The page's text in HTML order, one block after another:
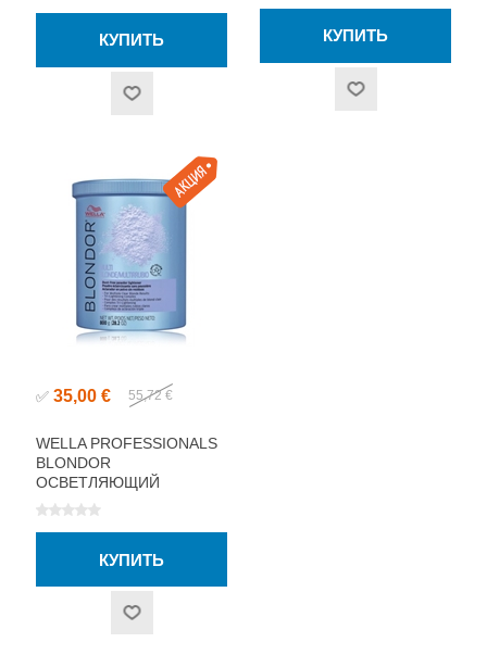
✅ 35,00 € 55,72 €
WELLA PROFESSIONALS
BLONDOR
ОСВЕТЛЯЮЩИЙ
ПОРОШОК БЕЗ ПЫЛИ